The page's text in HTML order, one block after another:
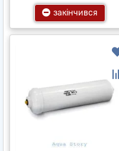
закінчився